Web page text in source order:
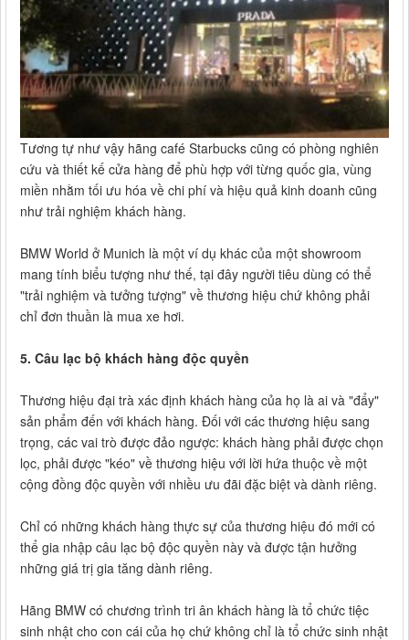
Tương tự như vậy hãng café Starbucks cũng có phòng nghiên
cứu và thiết kế cửa hàng để phù hợp với từng quốc gia, vùng
miền nhằm tối ưu hóa về chi phí và hiệu quả kinh doanh cũng
như trải nghiệm khách hàng.
BMW World ở Munich là một ví dụ khác của một showroom
mang tính biểu tượng như thế, tại đây người tiêu dùng có thể
"trải nghiệm và tưởng tượng" về thương hiệu chứ không phải
chỉ đơn thuần là mua xe hơi.
5. Câu lạc bộ khách hàng độc quyền
Thương hiệu đại trà xác định khách hàng của họ là ai và "đẩy"
sản phẩm đến với khách hàng. Đối với các thương hiệu sang
trọng, các vai trò được đảo ngược: khách hàng phải được chọn
lọc, phải được "kéo" về thương hiệu với lời hứa thuộc về một
cộng đồng độc quyền với nhiều ưu đãi đặc biệt và dành riêng.
Chỉ có những khách hàng thực sự của thương hiệu đó mới có
thể gia nhập câu lạc bộ độc quyền này và được tận hưởng
những giá trị gia tăng dành riêng.
Hãng BMW có chương trình tri ân khách hàng là tổ chức tiệc
sinh nhật cho con cái của họ chứ không chỉ là tổ chức sinh nhật